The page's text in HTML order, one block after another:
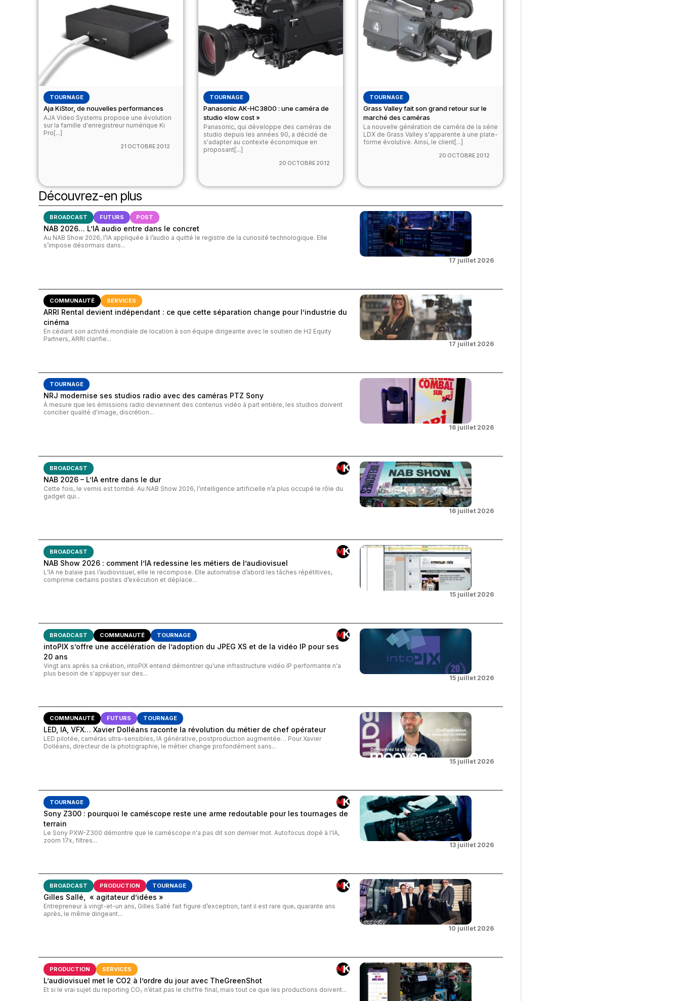
TOURNAGE
Aja KiStor, de nouvelles performances
AJA Video Systems propose une évolution
sur la famille d'enregistreur numérique Ki
Pro[...]
21 OCTOBRE 2012
TOURNAGE
Panasonic AK-HC3800 : une caméra de
studio «low cost »
Panasonic, qui développe des caméras de
studio depuis les années 90, a décidé de
s'adapter au contexte économique en
proposant[...]
20 OCTOBRE 2012
TOURNAGE
Grass Valley fait son grand retour sur le
marché des caméras
La nouvelle génération de caméra de la série
LDX de Grass Valley s'apparente à une plate-
forme évolutive. Ainsi, le client[...]
20 OCTOBRE 2012
Découvrez-en plus
BROADCAST FUTURS POST
NAB 2026… L’IA audio entre dans le concret
Au NAB Show 2026, l’IA appliquée à l’audio a quitté le registre de la curiosité technologique. Elle
s’impose désormais dans...
17 juillet 2026
COMMUNAUTÉ SERVICES
ARRI Rental devient indépendant : ce que cette séparation change pour l’industrie du
cinéma
En cédant son activité mondiale de location à son équipe dirigeante avec le soutien de H2 Equity
Partners, ARRI clarifie...
17 juillet 2026
TOURNAGE
NRJ modernise ses studios radio avec des caméras PTZ Sony
À mesure que les émissions radio deviennent des contenus vidéo à part entière, les studios doivent
concilier qualité d'image, discrétion...
16 juillet 2026
BROADCAST
NAB 2026 – L’IA entre dans le dur
Cette fois, le vernis est tombé. Au NAB Show 2026, l’intelligence artificielle n’a plus occupé le rôle du
gadget qui...
16 juillet 2026
BROADCAST
NAB Show 2026 : comment l’IA redessine les métiers de l’audiovisuel
L’IA ne balaie pas l’audiovisuel, elle le recompose. Elle automatise d’abord les tâches répétitives,
comprime certains postes d’exécution et déplace...
15 juillet 2026
BROADCAST COMMUNAUTÉ TOURNAGE
intoPIX s’offre une accélération de l’adoption du JPEG XS et de la vidéo IP pour ses
20 ans
Vingt ans après sa création, intoPIX entend démontrer qu'une infrastructure vidéo IP performante n'a
plus besoin de s'appuyer sur des...
15 juillet 2026
COMMUNAUTÉ FUTURS TOURNAGE
LED, IA, VFX… Xavier Dolléans raconte la révolution du métier de chef opérateur
LED pilotée, caméras ultra-sensibles, IA générative, postproduction augmentée… Pour Xavier
Dolléans, directeur de la photographie, le métier change profondément sans...
15 juillet 2026
TOURNAGE
Sony Z300 : pourquoi le caméscope reste une arme redoutable pour les tournages de
terrain
Le Sony PXW-Z300 démontre que le caméscope n'a pas dit son dernier mot. Autofocus dopé à l'IA,
zoom 17x, filtres...
13 juillet 2026
BROADCAST PRODUCTION TOURNAGE
Gilles Sallé, « agitateur d’idées »
Entrepreneur à vingt-et-un ans, Gilles Sallé fait figure d’exception, tant il est rare que, quarante ans
après, le même dirigeant...
10 juillet 2026
PRODUCTION SERVICES
L’audiovisuel met le CO2 à l’ordre du jour avec TheGreenShot
Et si le vrai sujet du reporting CO₂ n’était pas le chiffre final, mais tout ce que les productions doivent...